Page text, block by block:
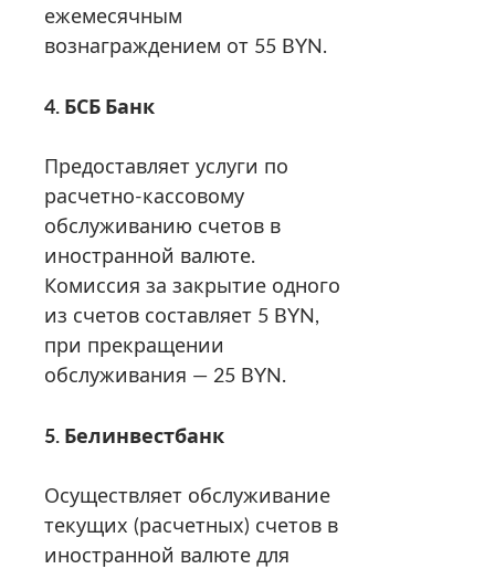
ежемесячным
вознаграждением от 55 BYN.
4. БСБ Банк
Предоставляет услуги по
расчетно-кассовому
обслуживанию счетов в
иностранной валюте.
Комиссия за закрытие одного
из счетов составляет 5 BYN,
при прекращении
обслуживания — 25 BYN.
5. Белинвестбанк
Осуществляет обслуживание
текущих (расчетных) счетов в
иностранной валюте для